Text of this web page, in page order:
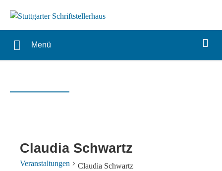
Menü
Claudia Schwartz
Veranstaltungen Claudia Schwartz